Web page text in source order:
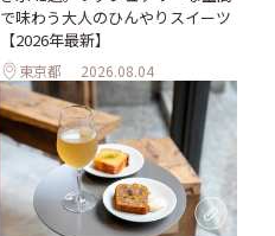
で味わう大人のひんやりスイーツ
【2026年最新】
東京都 2026.08.04